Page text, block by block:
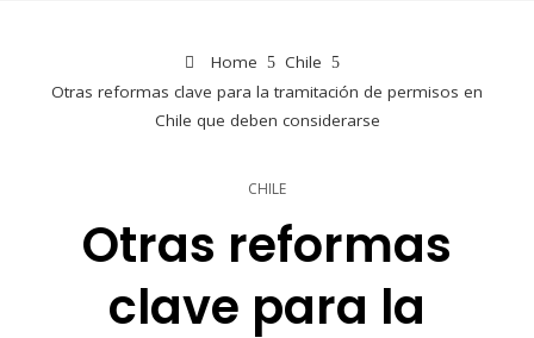
Home
Chile
Otras reformas clave para la tramitación de permisos en
Chile que deben considerarse
CHILE
Otras reformas
clave para la